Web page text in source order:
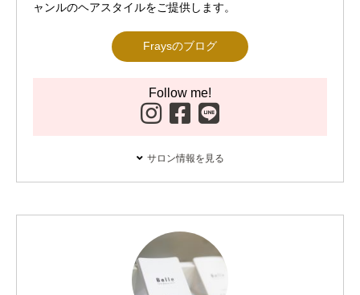
ャンルのヘアスタイルをご提供します。
Fraysのブログ
Follow me!
サロン情報を見る